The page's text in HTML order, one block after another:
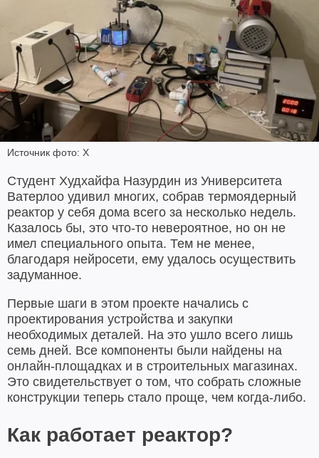
Источник фото: X
Студент Худхайфа Назурдин из Университета
Ватерлоо удивил многих, собрав термоядерный
реактор у себя дома всего за несколько недель.
Казалось бы, это что-то невероятное, но он не
имел специального опыта. Тем не менее,
благодаря нейросети, ему удалось осуществить
задуманное.
Первые шаги в этом проекте начались с
проектирования устройства и закупки
необходимых деталей. На это ушло всего лишь
семь дней. Все компоненты были найдены на
онлайн-площадках и в строительных магазинах.
Это свидетельствует о том, что собрать сложные
конструкции теперь стало проще, чем когда-либо.
Как работает реактор?